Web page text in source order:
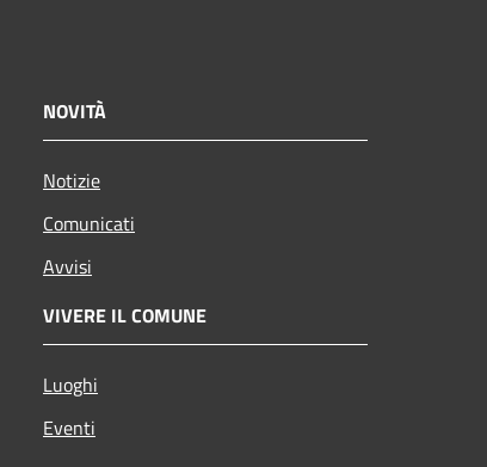
NOVITÀ
Notizie
Comunicati
Avvisi
VIVERE IL COMUNE
Luoghi
Eventi